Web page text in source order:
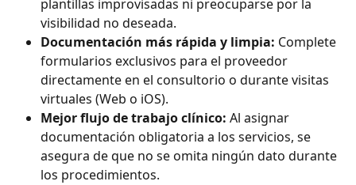
plantillas improvisadas ni preocuparse por la
visibilidad no deseada.
Documentación más rápida y limpia: Complete
formularios exclusivos para el proveedor
directamente en el consultorio o durante visitas
virtuales (Web o iOS).
Mejor flujo de trabajo clínico: Al asignar
documentación obligatoria a los servicios, se
asegura de que no se omita ningún dato durante
los procedimientos.